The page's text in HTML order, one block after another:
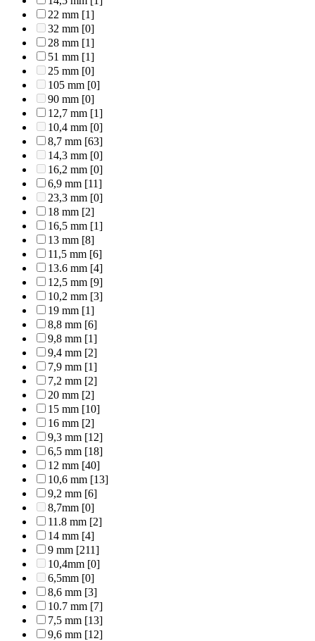
22 mm [1]
32 mm [0]
28 mm [1]
51 mm [1]
25 mm [0]
105 mm [0]
90 mm [0]
12,7 mm [1]
10,4 mm [0]
8,7 mm [63]
14,3 mm [0]
16,2 mm [0]
6,9 mm [11]
23,3 mm [0]
18 mm [2]
16,5 mm [1]
13 mm [8]
11,5 mm [6]
13.6 mm [4]
12,5 mm [9]
10,2 mm [3]
19 mm [1]
8,8 mm [6]
9,8 mm [1]
9,4 mm [2]
7,9 mm [1]
7,2 mm [2]
20 mm [2]
15 mm [10]
16 mm [2]
9,3 mm [12]
6,5 mm [18]
12 mm [40]
10,6 mm [13]
9,2 mm [6]
8,7mm [0]
11.8 mm [2]
14 mm [4]
9 mm [211]
10,4mm [0]
6,5mm [0]
8,6 mm [3]
10.7 mm [7]
7,5 mm [13]
9,6 mm [12]